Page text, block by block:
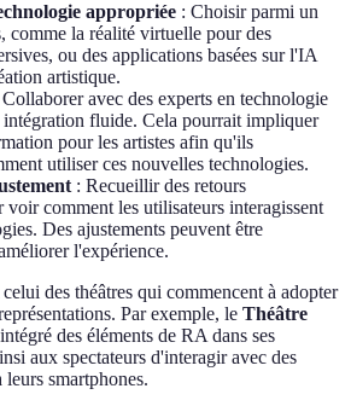
appropriée : Choisir parmi un
comme la réalité virtuelle pour des
ou des applications basées sur l'IA
artistique.
Collaborer avec des experts en technologie
fluide. Cela pourrait impliquer
pour les artistes afin qu'ils
utiliser ces nouvelles technologies.
: Recueillir des retours
voir comment les utilisateurs interagissent
Des ajustements peuvent être
l'expérience.
des théâtres qui commencent à adopter
Par exemple, le Théâtre
des éléments de RA dans ses
aux spectateurs d'interagir avec des
leurs smartphones.